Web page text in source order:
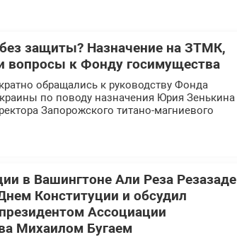
защиты? Назначение на ЗТМК,
вопросы к Фонду госимущества
обращались к руководству Фонда
по поводу назначения Юрия Зенькина
Запорожского титано-магниевого
в Вашингтоне Али Реза Резазаде
Конституции и обсудил
Ассоциации
Михаилом Бугаем